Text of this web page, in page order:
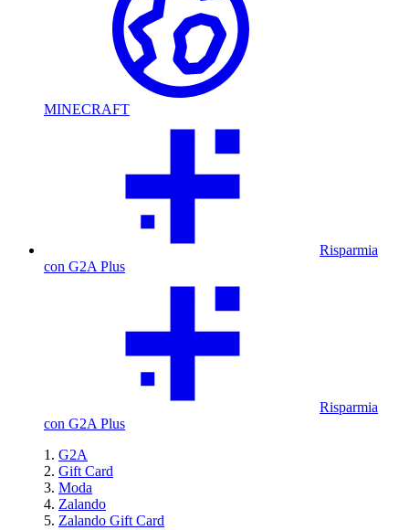
MINECRAFT
Risparmia
con G2A Plus
Risparmia
con G2A Plus
G2A
Gift Card
Moda
Zalando
Zalando Gift Card